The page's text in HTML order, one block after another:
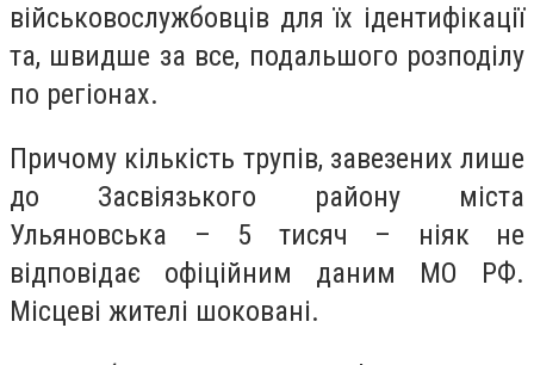
військовослужбовців для їх ідентифікації
та, швидше за все, подальшого розподілу
по регіонах.
Причому кількість трупів, завезених лише
до Засвіязького району міста
Ульяновська – 5 тисяч – ніяк не
відповідає офіційним даним МО РФ.
Місцеві жителі шоковані.